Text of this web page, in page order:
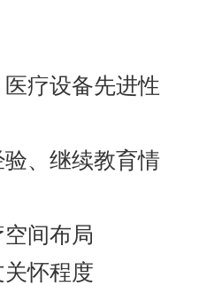
医疗设备先进性
验、继续教育情
间布局
关怀程度